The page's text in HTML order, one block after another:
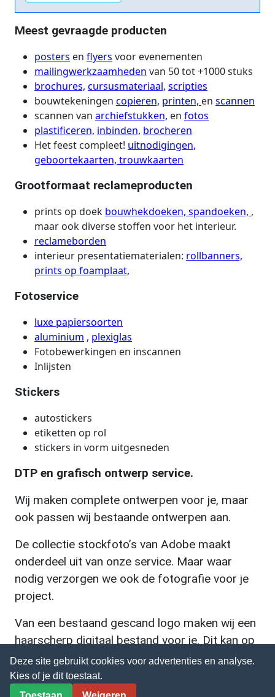
Deze site gebruikt cookies voor advertenties en analyse.
Kies of je dit toestaat.
Meest gevraagde producten
posters en flyers voor evenementen
mailingwerkzaamheden van 50 tot +1000 stuks
brochures, cursusmateriaal, scripties
bouwtekeningen copieren, printen, en scannen
scannen van archiefstukken, en fotos
plastificeren, inbinden, brocheren
Het feest compleet! uitnodigingen,
geboortekaarten, trouwkaarten
Grootformaat reclameproducten
prints op doek bouwhekdoeken, spandoeken, ,
maar ook diverse stoffen voor het interieur.
reclameborden
interieur presentatiematerialen: rollbanners,
prints op foamplaat,
Fotoservice
luxe papiersoorten
aluminium , plexiglas
Fotobewerkingen en inscannen
Inlijsten
Stickers
autostickers
etiketten op rol
stickers in vorm uitgesneden
DTP en grafisch ontwerp service.
Wij maken complete ontwerpen voor je, maar
ook passen wij bestaande ontwerpen aan.
De collectie stockfoto’s van Adobe maakt
onderdeel uit van onze service. Maar waar
nodig verzorgen we ook de fotografie voor je
project.
Van een bestaand gescand logo maken wij een
haarscherp digitaal bestand voor je. Dit kan op
grootformaat (auto’s en spandoeken) gebruikt
worden.